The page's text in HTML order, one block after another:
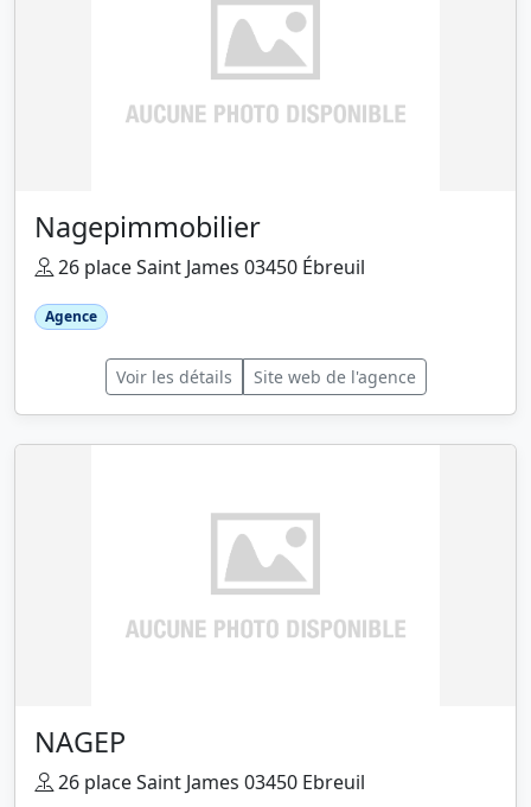
Nagepimmobilier
26 place Saint James 03450 Ébreuil
Agence
Voir les détails Site web de l'agence
NAGEP
26 place Saint James 03450 Ebreuil